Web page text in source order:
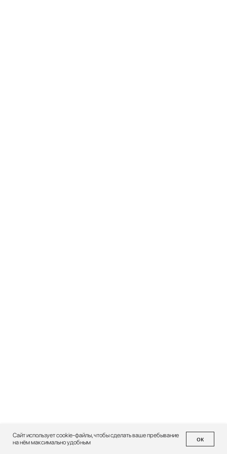
Сайт использует cookie-файлы, чтобы сделать ваше пребывание
на нём максимально удобным
ок